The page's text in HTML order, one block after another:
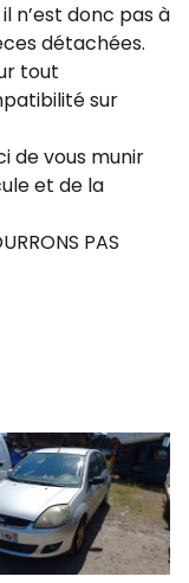
n’est donc pas à
détachées.
tout
sur
de vous munir
et de la
PAS